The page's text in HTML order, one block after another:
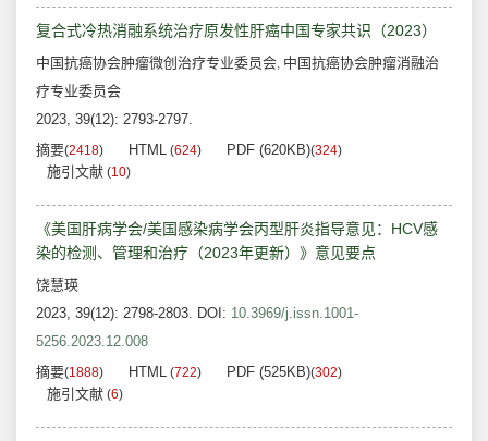
复合式冷热消融系统治疗原发性肝癌中国专家共识（2023）
中国抗癌协会肿瘤微创治疗专业委员会, 中国抗癌协会肿瘤消融治
疗专业委员会
2023, 39(12): 2793-2797.
摘要(2418) HTML (624) PDF (620KB)(324)
施引文献 (10)
《美国肝病学会/美国感染病学会丙型肝炎指导意见：HCV感
染的检测、管理和治疗（2023年更新）》意见要点
饶慧瑛
2023, 39(12): 2798-2803. DOI: 10.3969/j.issn.1001-
5256.2023.12.008
摘要(1888) HTML (722) PDF (525KB)(302)
施引文献 (6)